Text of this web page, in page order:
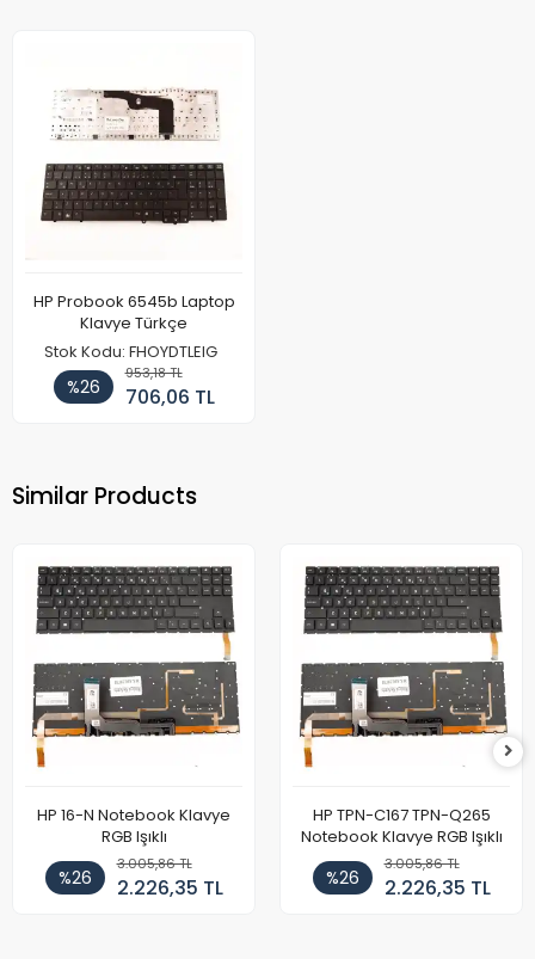
HP Probook 6545b Laptop
Klavye Türkçe
Stok Kodu: FHOYDTLEIG
%26
953,18 TL
706,06 TL
Similar Products
HP 16-N Notebook Klavye
RGB Işıklı
%26
3.005,86 TL
2.226,35 TL
HP TPN-C167 TPN-Q265
Notebook Klavye RGB Işıklı
%26
3.005,86 TL
2.226,35 TL